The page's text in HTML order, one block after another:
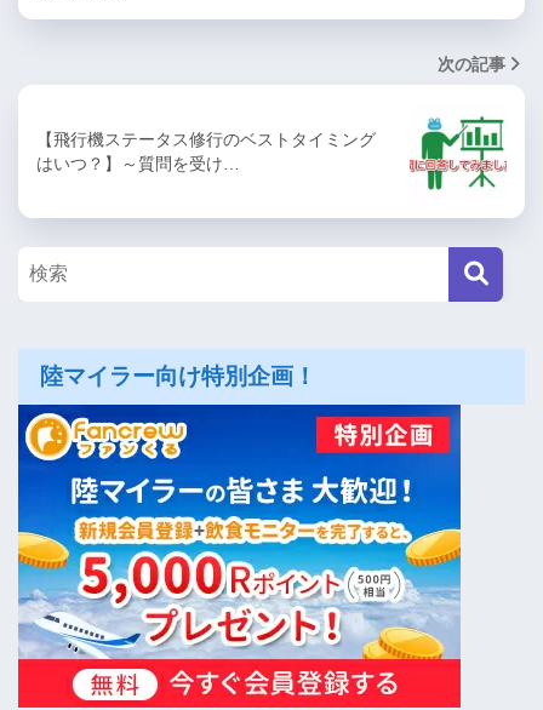
次の記事
【飛行機ステータス修行のベストタイミング
はいつ？】～質問を受け…
陸マイラー向け特別企画！